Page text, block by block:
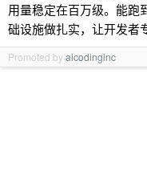
用量稳定在百万级。能
础设施做扎实，让开发者
Promoted byaicodinginc